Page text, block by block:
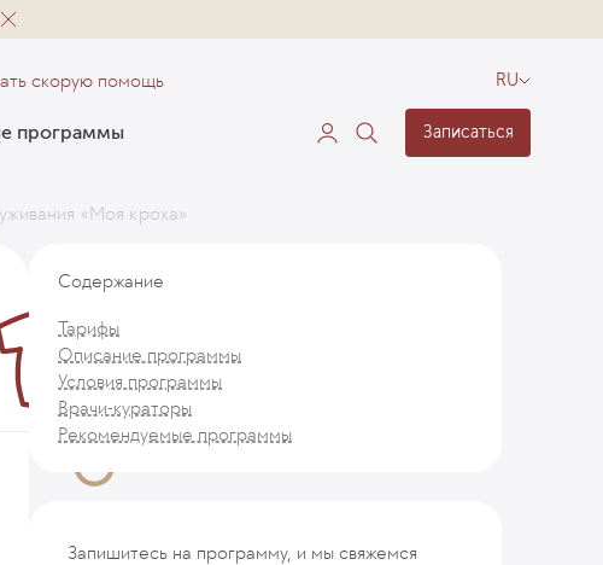
скорую помощь RU
программы Записаться
«Моя кроха»
Содержание
Тарифы
Описание программы
Условия программы
Врачи-кураторы
Рекомендуемые программы
Запишитесь на программу, и мы свяжемся